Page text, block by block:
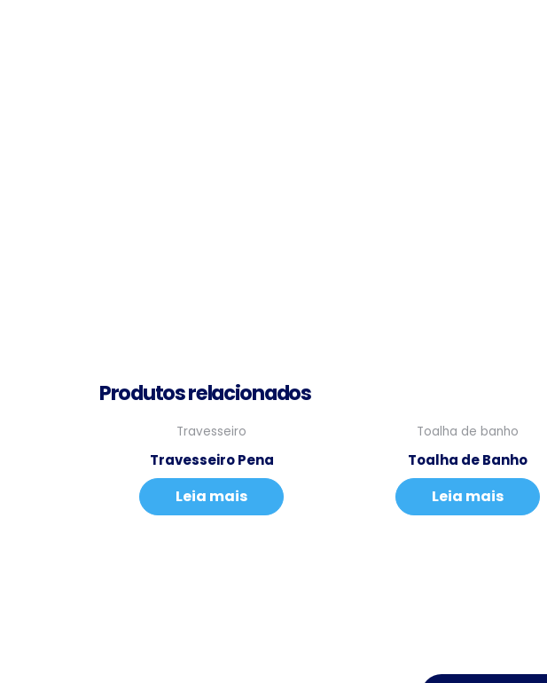
Produtos relacionados
Travesseiro
Travesseiro Pena
Leia mais
Toalha de banho
Toalha de Banho
Leia mais